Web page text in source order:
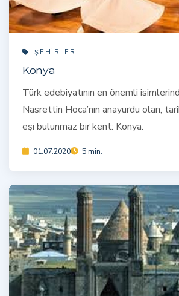
ŞEHIRLER
Konya
Türk edebiyatının en önemli
Nasrettin Hoca’nın anayurdu olan,
eşi bulunmaz bir kent: Konya.
01.07.2020 5 min.